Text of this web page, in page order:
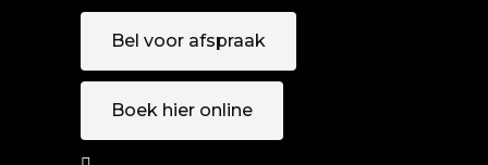
Bel voor afspraak
Boek hier online